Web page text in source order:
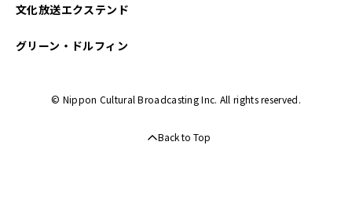
文化放送エクステンド
グリーン・ドルフィン
© Nippon Cultural Broadcasting Inc. All rights reserved.
Back to Top